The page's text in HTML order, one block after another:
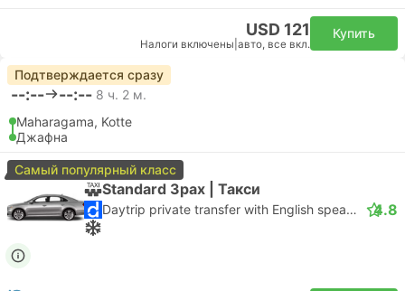
USD 121
Налоги включены авто, все вкл.
Купить
Подтверждается сразу
--:-- --:-- 8 ч. 2 м.
Maharagama, Kotte
Джафна
Самый популярный класс
Standard 3pax | Такси
Daytrip private transfer with English speaking driver 4.8